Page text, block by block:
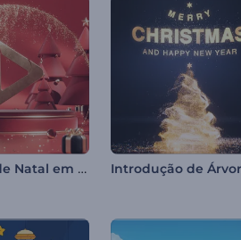
Logotipo de Natal em Vermelho Rubi